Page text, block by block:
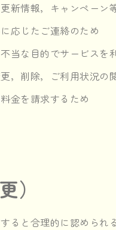
新情報，キャンペー
応じたご連絡のため
当な目的でサービス
，削除，ご利用状況の
金を請求するため
）
ると合理的に認められ